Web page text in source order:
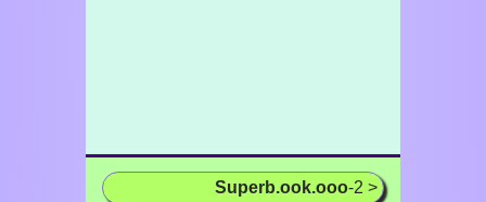
Superb.ook.ooo-2 >